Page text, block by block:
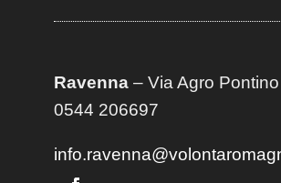
Ravenna– Via Agro
0544 206697